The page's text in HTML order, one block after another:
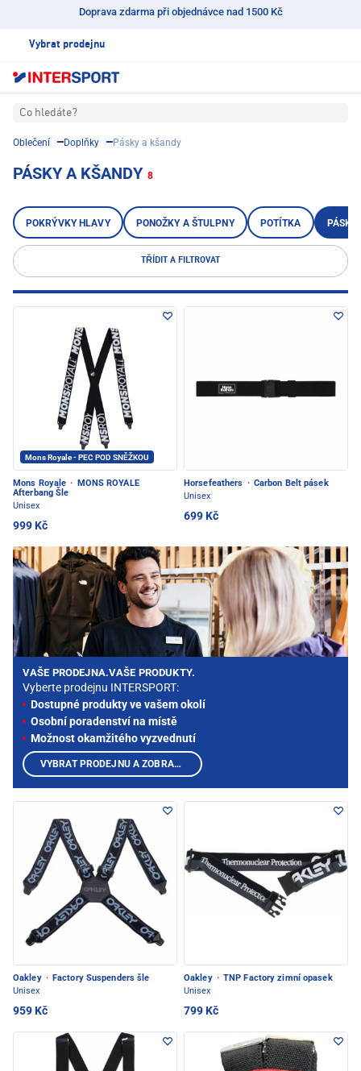
Doprava zdarma při objednávce nad 1500 Kč
Vybrat prodejnu
Co hledáte?
Oblečení Doplňky Pásky a kšandy
PÁSKY A KŠANDY 8
POKRÝVKY HLAVY PONOŽKY A ŠTULPNY POTÍTKA PÁSKY
TŘÍDIT A FILTROVAT
Mons Royale - PEC POD SNĚŽKOU
Mons Royale · MONS ROYALE
Afterbang Šle
Unisex
999 Kč
Horsefeathers · Carbon Belt pásek
Unisex
699 Kč
Oakley · Factory Suspenders šle
Unisex
959 Kč
Oakley · TNP Factory zimní opasek
Unisex
799 Kč
VAŠE PRODEJNA.VAŠE PRODUKTY.
Vyberte prodejnu INTERSPORT:
Dostupné produkty ve vašem okolí
Osobní poradenství na místě
Možnost okamžitého vyzvednutí
VYBRAT PRODEJNU A ZOBRAZIT PRODUKTY